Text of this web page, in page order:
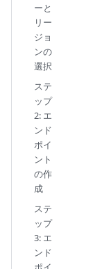
ーと
リー
ジョ
ンの
選択
ステ
ップ
2: エ
ンド
ポイ
ント
の作
成
ステ
ップ
3: エ
ンド